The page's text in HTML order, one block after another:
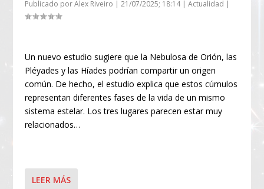
Publicado porAlex Riveiro |21/07/2025; 18:14|Actualidad |
Un nuevo estudio sugiere que la Nebulosa de Orión, las
Pléyades y las Híades podrían compartir un origen
común. De hecho, el estudio explica que estos cúmulos
representan diferentes fases de la vida de un mismo
sistema estelar. Los tres lugares parecen estar muy
relacionados…
LEER MÁS